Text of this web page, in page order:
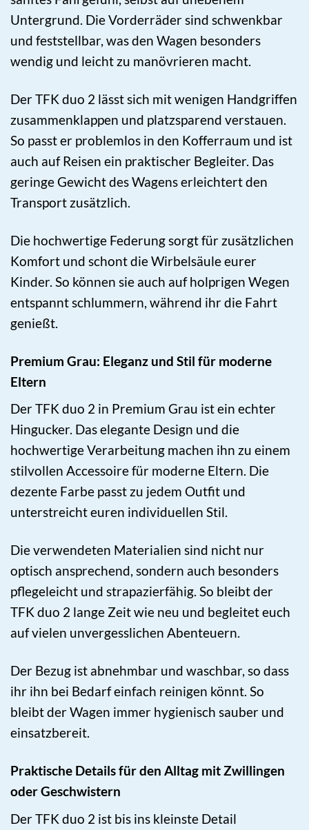
Untergrund. Die Vorderräder sind schwenkbar
und feststellbar, was den Wagen besonders
wendig und leicht zu manövrieren macht.
Der TFK duo 2 lässt sich mit wenigen Handgriffen
zusammenklappen und platzsparend verstauen.
So passt er problemlos in den Kofferraum und ist
auch auf Reisen ein praktischer Begleiter. Das
geringe Gewicht des Wagens erleichtert den
Transport zusätzlich.
Die hochwertige Federung sorgt für zusätzlichen
Komfort und schont die Wirbelsäule eurer
Kinder. So können sie auch auf holprigen Wegen
entspannt schlummern, während ihr die Fahrt
genießt.
Premium Grau: Eleganz und Stil für moderne
Eltern
Der TFK duo 2 in Premium Grau ist ein echter
Hingucker. Das elegante Design und die
hochwertige Verarbeitung machen ihn zu einem
stilvollen Accessoire für moderne Eltern. Die
dezente Farbe passt zu jedem Outfit und
unterstreicht euren individuellen Stil.
Die verwendeten Materialien sind nicht nur
optisch ansprechend, sondern auch besonders
pflegeleicht und strapazierfähig. So bleibt der
TFK duo 2 lange Zeit wie neu und begleitet euch
auf vielen unvergesslichen Abenteuern.
Der Bezug ist abnehmbar und waschbar, so dass
ihr ihn bei Bedarf einfach reinigen könnt. So
bleibt der Wagen immer hygienisch sauber und
einsatzbereit.
Praktische Details für den Alltag mit Zwillingen
oder Geschwistern
Der TFK duo 2 ist bis ins kleinste Detail